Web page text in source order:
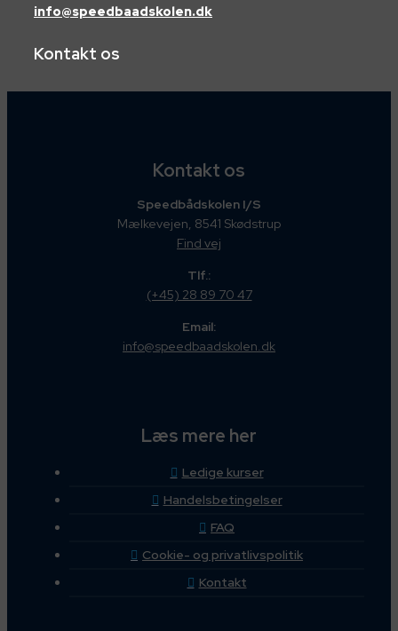
info@speedbaadskolen.dk
Kontakt os
Kontakt os
Speedbådskolen I/S
Mælkevejen, 8541 Skødstrup
Find vej
Tlf.:
(+45) 28 89 70 47
Email:
info@speedbaadskolen.dk
Læs mere her
Ledige kurser
Handelsbetingelser
FAQ
Cookie- og privatlivspolitik
Kontakt